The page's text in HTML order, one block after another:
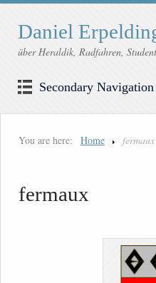
Daniel
über Heraldik, Radfahren,
Secondary Navigation
You are here: Home fermaux
fermaux